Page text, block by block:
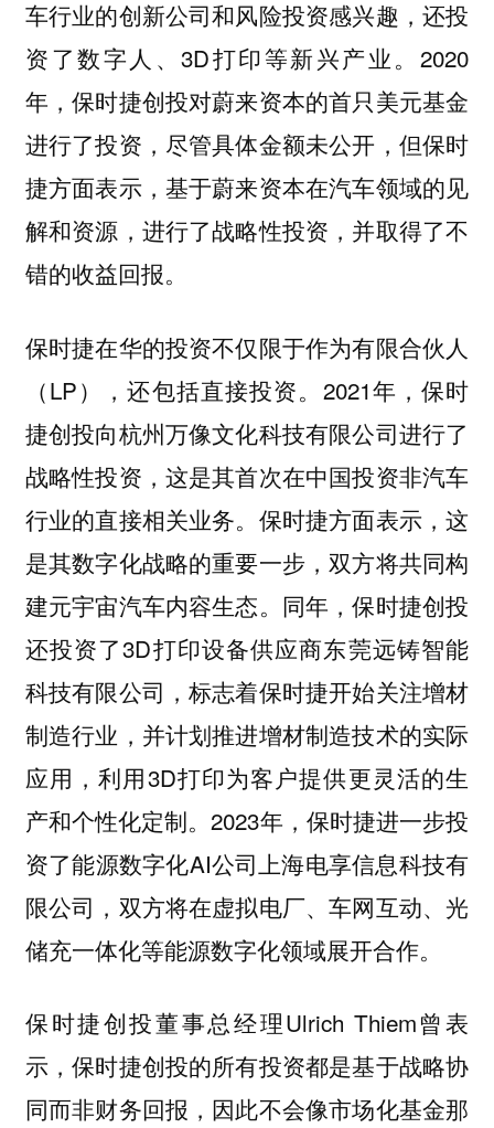
车行业的创新公司和风险投资感兴趣，还投
资了数字人、3D打印等新兴产业。2020
年，保时捷创投对蔚来资本的首只美元基金
进行了投资，尽管具体金额未公开，但保时
捷方面表示，基于蔚来资本在汽车领域的见
解和资源，进行了战略性投资，并取得了不
错的收益回报。
保时捷在华的投资不仅限于作为有限合伙人
（LP），还包括直接投资。2021年，保时
捷创投向杭州万像文化科技有限公司进行了
战略性投资，这是其首次在中国投资非汽车
行业的直接相关业务。保时捷方面表示，这
是其数字化战略的重要一步，双方将共同构
建元宇宙汽车内容生态。同年，保时捷创投
还投资了3D打印设备供应商东莞远铸智能
科技有限公司，标志着保时捷开始关注增材
制造行业，并计划推进增材制造技术的实际
应用，利用3D打印为客户提供更灵活的生
产和个性化定制。2023年，保时捷进一步投
资了能源数字化AI公司上海电享信息科技有
限公司，双方将在虚拟电厂、车网互动、光
储充一体化等能源数字化领域展开合作。
保时捷创投董事总经理Ulrich Thiem曾表
示，保时捷创投的所有投资都是基于战略协
同而非财务回报，因此不会像市场化基金那